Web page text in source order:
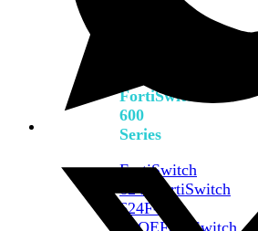
FortiSwitch
600
Series
FortiSwitch
624F
FortiSwitch
624F-
FPOEFortiSwitch